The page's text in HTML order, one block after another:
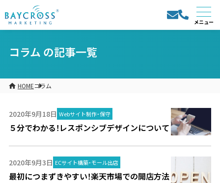
コラム の記事一覧
HOMEコラム
2020年9月18日 Webサイト制作・保守
５分でわかる！レスポンシブデザインについて
2020年9月3日 ECサイト構築・モール出店
最初につまずきやすい！楽天市場での開店方法